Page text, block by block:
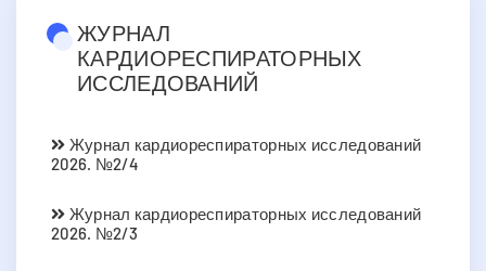
ЖУРНАЛ
КАРДИОРЕСПИРАТОРНЫХ
ИССЛЕДОВАНИЙ
Журнал кардиореспираторных исследований
2026. №2/4
Журнал кардиореспираторных исследований
2026. №2/3